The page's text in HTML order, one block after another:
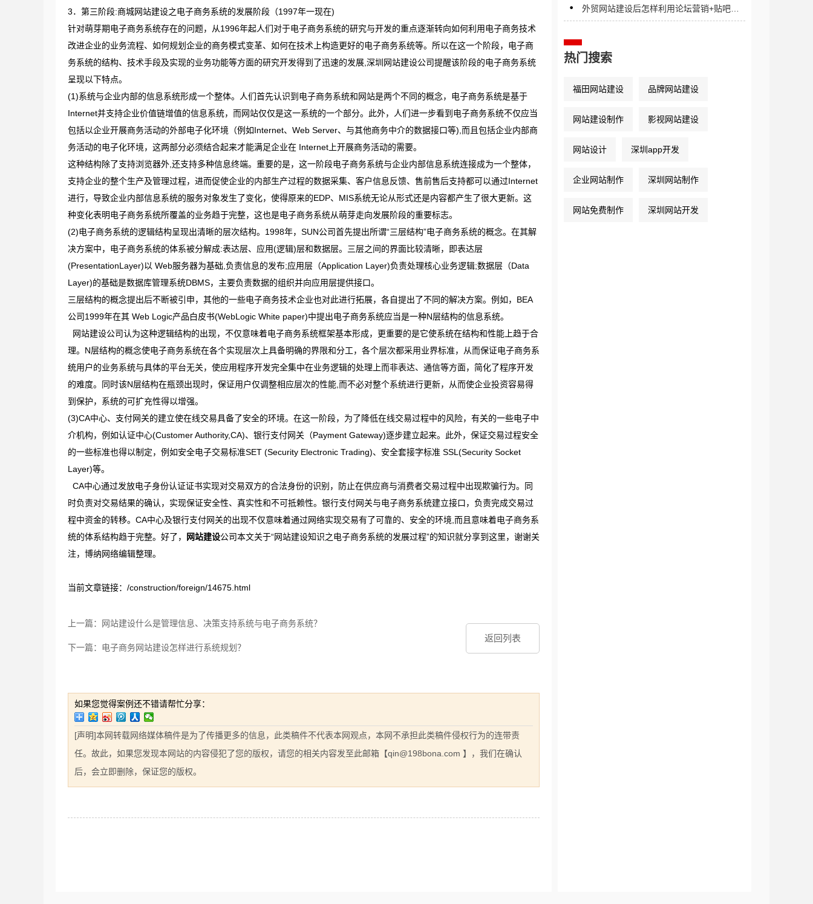
3．第三阶段:商城网站建设之电子商务系统的发展阶段（1997年一现在)
针对萌芽期电子商务系统存在的问题，从1996年起人们对于电子商务系统的研究与开发的重点逐渐转向如何利用电子商务技术
改进企业的业务流程、如何规划企业的商务模式变革、如何在技术上构造更好的电子商务系统等。所以在这一个阶段，电子商
务系统的结构、技术手段及实现的业务功能等方面的研究开发得到了迅速的发展,深圳网站建设公司提醒该阶段的电子商务系统
呈现以下特点。
(1)系统与企业内部的信息系统形成一个整体。人们首先认识到电子商务系统和网站是两个不同的概念，电子商务系统是基于
Internet并支持企业价值链增值的信息系统，而网站仅仅是这一系统的一个部分。此外，人们进一步看到电子商务系统不仅应当
包括以企业开展商务活动的外部电子化环境（例如Internet、Web Server、与其他商务中介的数据接口等),而且包括企业内部商
务活动的电子化环境，这两部分必须结合起来才能满足企业在 Internet上开展商务活动的需要。
这种结构除了支持浏览器外,还支持多种信息终端。重要的是，这一阶段电子商务系统与企业内部信息系统连接成为一个整体，
支持企业的整个生产及管理过程，进而促使企业的内部生产过程的数据采集、客户信息反馈、售前售后支持都可以通过Internet
进行，导致企业内部信息系统的服务对象发生了变化，使得原来的EDP、MIS系统无论从形式还是内容都产生了很大更新。这
种变化表明电子商务系统所覆盖的业务趋于完整，这也是电子商务系统从萌芽走向发展阶段的重要标志。
(2)电子商务系统的逻辑结构呈现出清晰的层次结构。1998年，SUN公司首先提出所谓“三层结构”电子商务系统的概念。在其解
决方案中，电子商务系统的体系被分解成:表达层、应用(逻辑)层和数据层。三层之间的界面比较清晰，即表达层
(PresentationLayer)以 Web服务器为基础,负责信息的发布;应用层（Application Layer)负责处理核心业务逻辑;数据层（Data
Layer)的基础是数据库管理系统DBMS，主要负责数据的组织并向应用层提供接口。
三层结构的概念提出后不断被引申，其他的一些电子商务技术企业也对此进行拓展，各自提出了不同的解决方案。例如，BEA
公司1999年在其 Web Logic产品白皮书(WebLogic White paper)中提出电子商务系统应当是一种N层结构的信息系统。
网站建设公司认为这种逻辑结构的出现，不仅意味着电子商务系统框架基本形成，更重要的是它使系统在结构和性能上趋于合
理。N层结构的概念使电子商务系统在各个实现层次上具备明确的界限和分工，各个层次都采用业界标准，从而保证电子商务系
统用户的业务系统与具体的平台无关，使应用程序开发完全集中在业务逻辑的处理上而非表达、通信等方面，简化了程序开发
的难度。同时该N层结构在瓶颈出现时，保证用户仅调整相应层次的性能,而不必对整个系统进行更新，从而使企业投资容易得
到保护，系统的可扩充性得以增强。
(3)CA中心、支付网关的建立使在线交易具备了安全的环境。在这一阶段，为了降低在线交易过程中的风险，有关的一些电子中
介机构，例如认证中心(Customer Authority,CA)、银行支付网关（Payment Gateway)逐步建立起来。此外，保证交易过程安全
的一些标准也得以制定，例如安全电子交易标准SET (Security Electronic Trading)、安全套接字标准 SSL(Security Socket
Layer)等。
CA中心通过发放电子身份认证证书实现对交易双方的合法身份的识别，防止在供应商与消费者交易过程中出现欺骗行为。同
时负责对交易结果的确认，实现保证安全性、真实性和不可抵赖性。银行支付网关与电子商务系统建立接口，负责完成交易过
程中资金的转移。CA中心及银行支付网关的出现不仅意味着通过网络实现交易有了可靠的、安全的环境,而且意味着电子商务系
统的体系结构趋于完整。好了，
网站建设公司本文关于“网站建设知识之电子商务系统的发展过程”的知识就分享到这里，谢谢关
注，博纳网络编辑整理。
当前文章链接：/construction/foreign/14675.html
上一篇：网站建设什么是管理信息、决策支持系统与电子商务系统？
下一篇：电子商务网站建设怎样进行系统规划？
返回列表
如果您觉得案例还不错请帮忙分享：
[声明]本网转载网络媒体稿件是为了传播更多的信息，此类稿件不代表本网观点，本网不承担此类稿件侵权行为的连带责
任。故此，如果您发现本网站的内容侵犯了您的版权，请您的相关内容发至此邮箱【qin@198bona.com 】，我们在确认
后，会立即删除，保证您的版权。
外贸网站建设后怎样利用论坛营销+贴吧营
热门搜索
福田网站建设 品牌网站建设
网站建设制作 影视网站建设
网站设计 深圳app开发
企业网站制作 深圳网站制作
网站免费制作 深圳网站开发